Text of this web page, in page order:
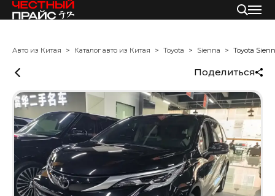
Авто из Китая Каталог авто из Китая Toyota Sienna Toyota
Поделиться